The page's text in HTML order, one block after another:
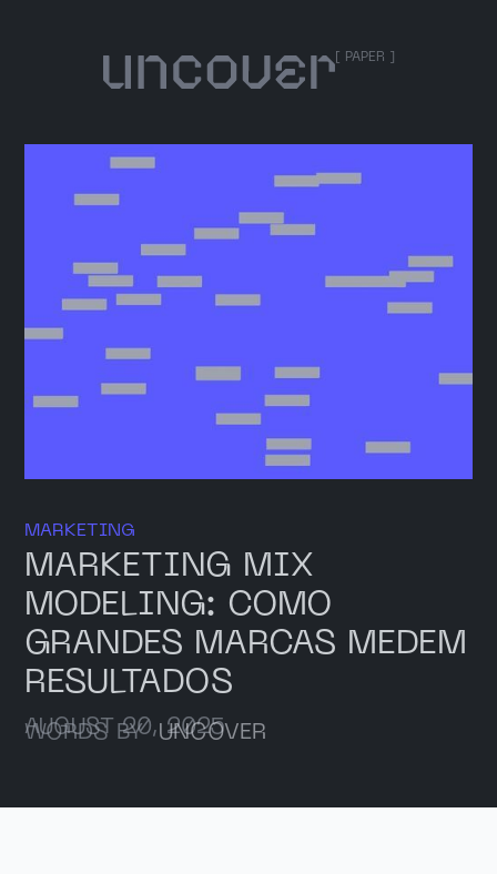
[ PAPER ]
MARKETING
MARKETING MIX
MODELING: COMO
GRANDES MARCAS MEDEM
RESULTADOS
AUGUST 20, 2025
WORDS BYUNCOVER